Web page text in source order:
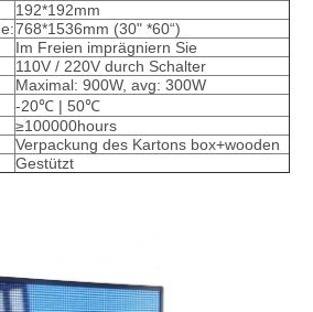
192*192mm
768*1536mm (30" *60“)
Im Freien imprägniern Sie
110V / 220V durch Schalter
Maximal: 900W, avg: 300W
-20℃ | 50℃
≥100000hours
Verpackung des Kartons box+wooden
Gestützt